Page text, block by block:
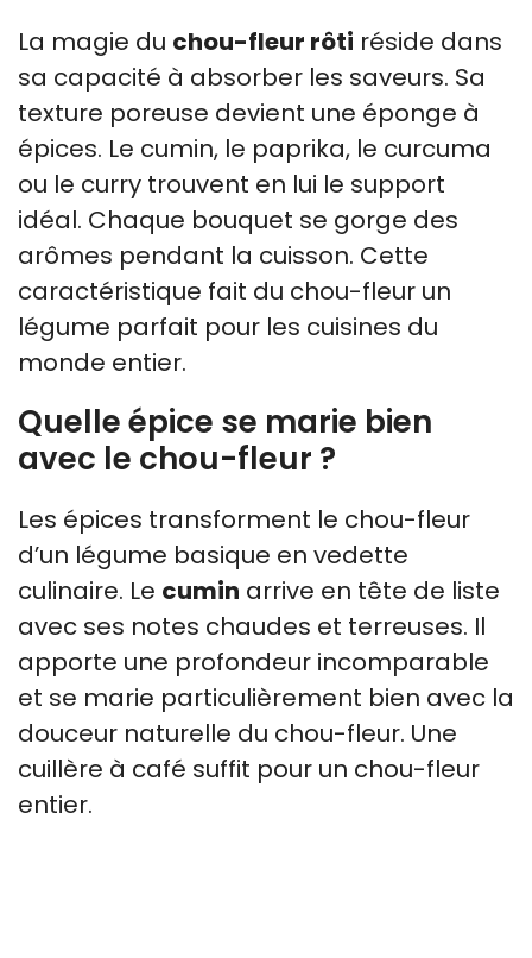
La magie du chou-fleur rôti réside dans
sa capacité à absorber les saveurs. Sa
texture poreuse devient une éponge à
épices. Le cumin, le paprika, le curcuma
ou le curry trouvent en lui le support
idéal. Chaque bouquet se gorge des
arômes pendant la cuisson. Cette
caractéristique fait du chou-fleur un
légume parfait pour les cuisines du
monde entier.
Quelle épice se marie bien
avec le chou-fleur ?
Les épices transforment le chou-fleur
d’un légume basique en vedette
culinaire. Le cumin arrive en tête de liste
avec ses notes chaudes et terreuses. Il
apporte une profondeur incomparable
et se marie particulièrement bien avec la
douceur naturelle du chou-fleur. Une
cuillère à café suffit pour un chou-fleur
entier.